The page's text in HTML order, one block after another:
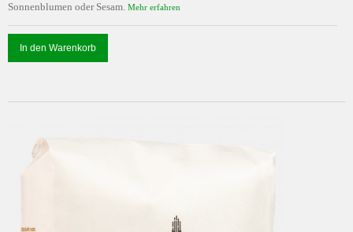
Sonnenblumen oder Sesam. Mehr erfahren
In den Warenkorb